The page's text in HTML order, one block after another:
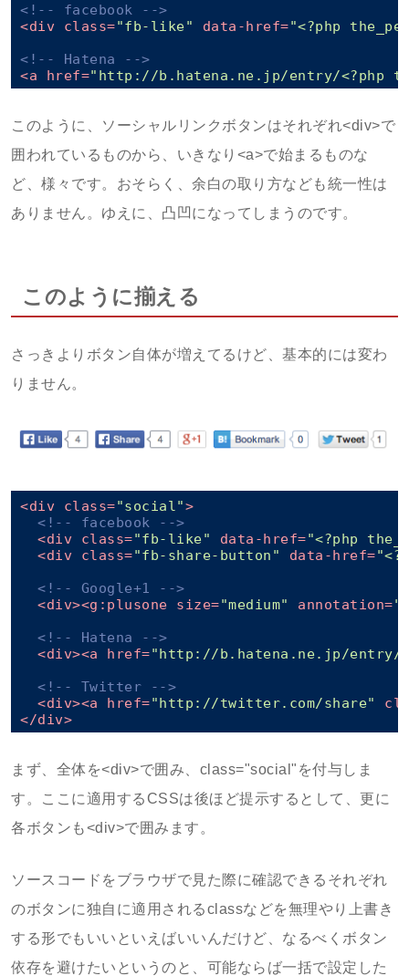
<!-- facebook -->
<div class="fb-like" data-href="<?php
<!-- Hatena -->
<a href="http://b.hatena.ne.jp/entry/<?php
このように、ソーシャルリンクボタンはそれぞれ<div>で
囲われているものから、いきなり<a>で始まるものな
ど、様々です。おそらく、余白の取り方なども統一性は
ありません。ゆえに、凸凹になってしまうのです。
このように揃える
さっきよりボタン自体が増えてるけど、基本的には変わ
りません。
<div class="social">
<!-- facebook -->
<div class="fb-like" data-href="<?php
<div class="fb-share-button" data-href=
<!-- Google+1 -->
<div><g:plusone size="medium" annotation=
<!-- Hatena -->
<div><a href="http://b.hatena.ne.jp/entry/
<!-- Twitter -->
<div><a href="http://twitter.com/share"
</div>
まず、全体を<div>で囲み、class="social"を付与しま
す。ここに適用するCSSは後ほど提示するとして、更に
各ボタンも<div>で囲みます。
ソースコードをブラウザで見た際に確認できるそれぞれ
のボタンに独自に適用されるclassなどを無理やり上書き
する形でもいいといえばいいんだけど、なるべくボタン
依存を避けたいというのと、可能ならば一括で設定した